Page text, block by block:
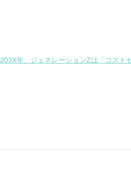
203X年、ジェネレーションZは「コスト